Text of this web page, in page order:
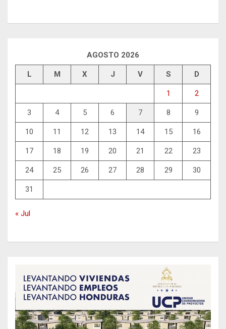
AGOSTO 2026
L M X J V S D
1 2
3 4 5 6 7 8 9
10 11 12 13 14 15 16
17 18 19 20 21 22 23
24 25 26 27 28 29 30
31
« Jul